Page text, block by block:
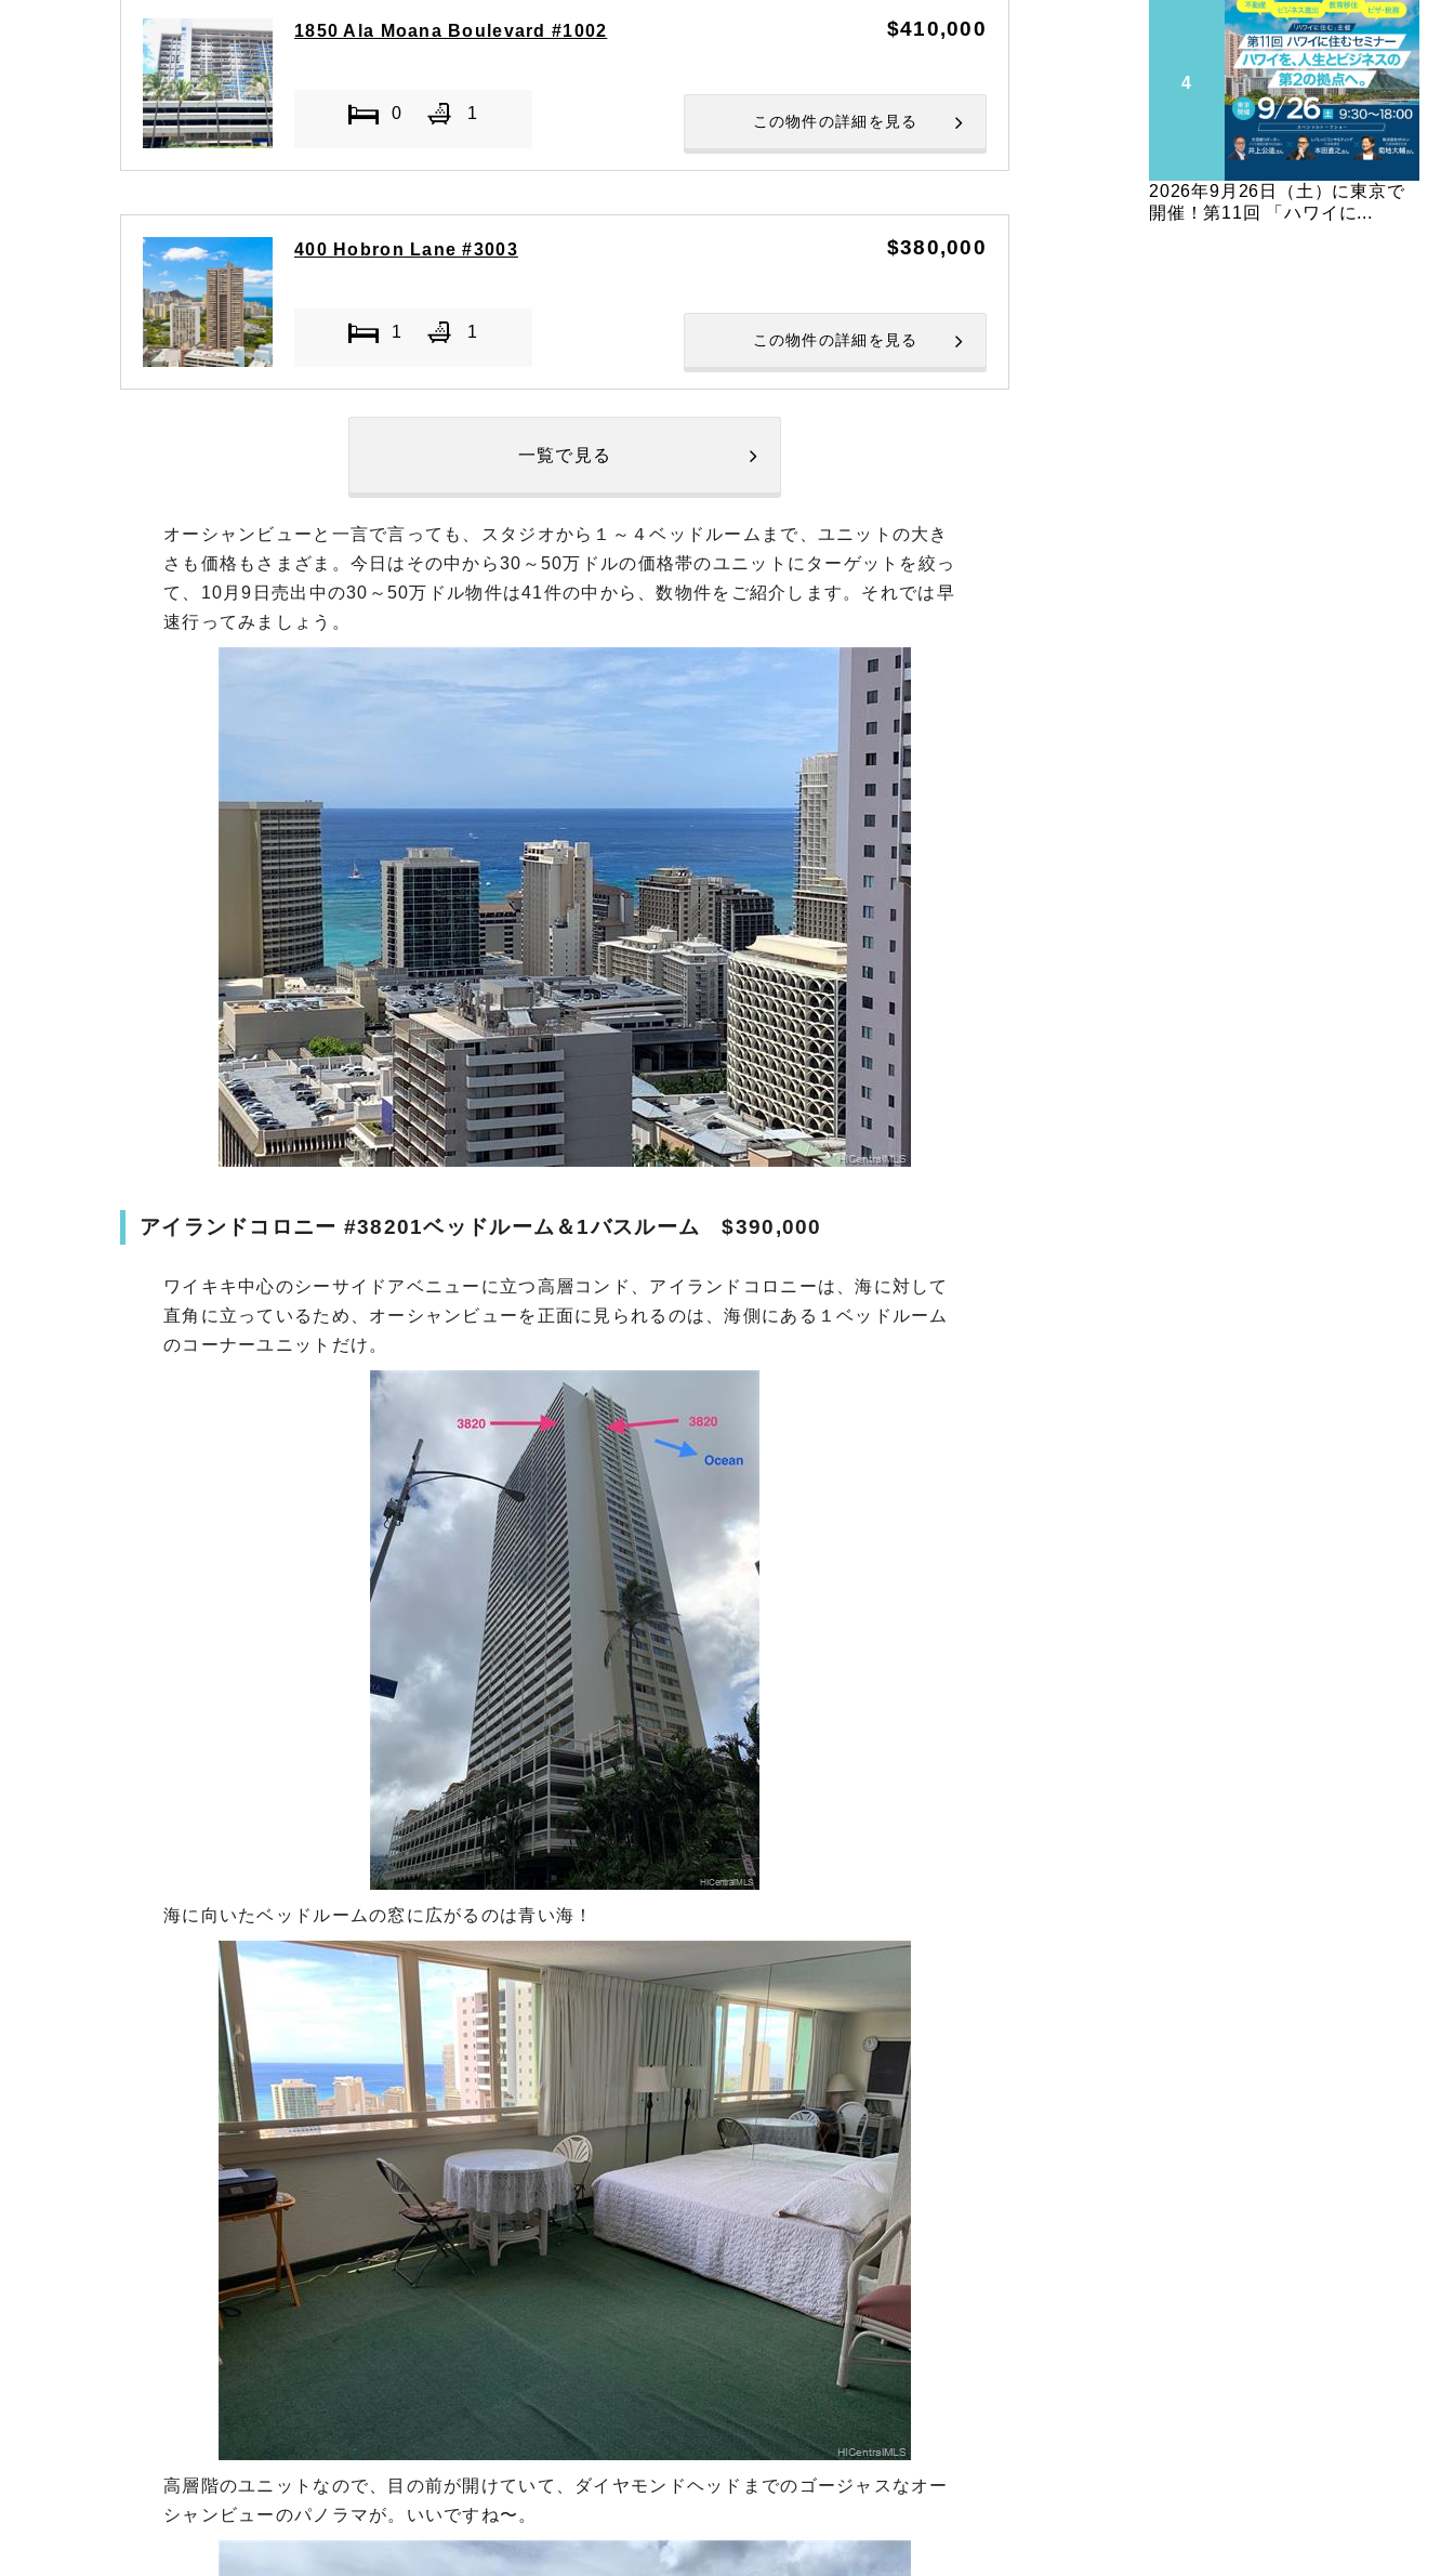
1850 Ala Moana Boulevard #1002
0 1
$410,000
この物件の詳細を見る
400 Hobron Lane #3003
1 1
$380,000
この物件の詳細を見る
一覧で見る
オーシャンビューと一言で言っても、スタジオから１～４ベッドルームまで、ユニットの大き
さも価格もさまざま。今日はその中から30～50万ドルの価格帯のユニットにターゲットを絞っ
て、10月9日売出中の30～50万ドル物件は41件の中から、数物件をご紹介します。それでは早
速行ってみましょう。
アイランドコロニー #38201ベッドルーム＆1バスルーム $390,000
ワイキキ中心のシーサイドアベニューに立つ高層コンド、アイランドコロニーは、海に対して
直角に立っているため、オーシャンビューを正面に見られるのは、海側にある１ベッドルーム
のコーナーユニットだけ。
海に向いたベッドルームの窓に広がるのは青い海！
高層階のユニットなので、目の前が開けていて、ダイヤモンドヘッドまでのゴージャスなオー
シャンビューのパノラマが。いいですね〜。
2026年9月26日（土）に東京で
開催！第11回 「ハワイに...